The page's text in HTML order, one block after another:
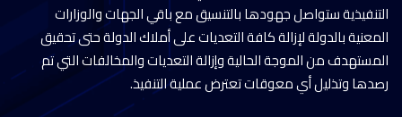
التنفيذية ستواصل جهودها بالتنسيق مع باقي الجهات والوزارات
المعنية بالدولة لإزالة كافة التعديات على أملاك الدولة حتى تحقيق
المستهدف من الموجة الحالية وإزالة التعديات والمخالفات التي تم
رصدها وتذليل أي معوقات تعترض عملية التنفيذ.